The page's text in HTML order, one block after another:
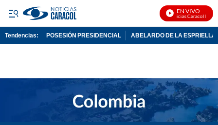
EN VIVO
Noticias Caracol En
Tendencias: POSESIÓN PRESIDENCIAL ABELARDO DE LA ESPRIELLA